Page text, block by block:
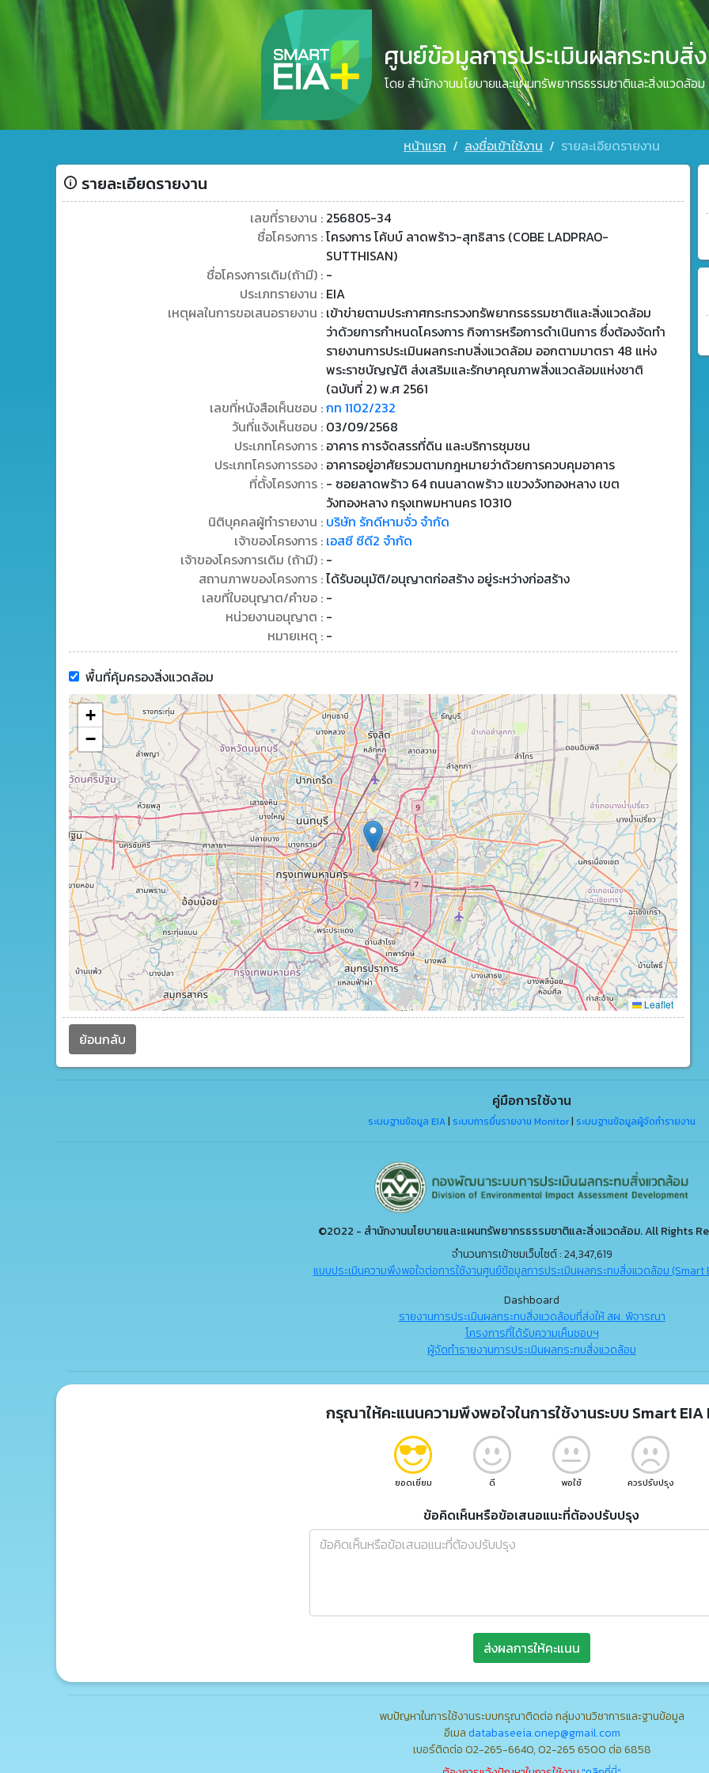
ศูนย์ข้อมูลการประเมินผลกระทบสิ่
โดย สำนักงานนโยบายและแผนทรัพยากรธรรมชาติและสิ่งแวดล้อม
หน้าแรก ลงชื่อเข้าใช้งาน รายละเอียดรายงาน
รายละเอียดรายงาน
เลขที่รายงาน : 256805-34
ชื่อโครงการ :โครงการ โค้บบ์ ลาดพร้าว-สุทธิสาร (COBE LADPRAO-
SUTTHISAN)
ชื่อโครงการเดิม(ถ้ามี) : -
ประเภทรายงาน : EIA
เหตุผลในการขอเสนอรายงาน : เข้าข่ายตามประกาศกระทรวงทรัพยากรธรรมชาติและสิ่งแวดล้อม
ว่าด้วยการกำหนดโครงการ กิจการหรือการดำเนินการ ซึ่งต้องจัดทำ
รายงานการประเมินผลกระทบสิ่งแวดล้อม ออกตามมาตรา 48 แห่ง
พระราชบัญญัติ ส่งเสริมและรักษาคุณภาพสิ่งแวดล้อมแห่งชาติ
(ฉบับที่ 2) พ.ศ 2561
เลขที่หนังสือเห็นชอบ :กท 1102/232
วันที่แจ้งเห็นชอบ : 03/09/2568
ประเภทโครงการ : อาคาร การจัดสรรที่ดิน และบริการชุมชน
ประเภทโครงการรอง : อาคารอยู่อาศัยรวมตามกฎหมายว่าด้วยการควบคุมอาคาร
ที่ตั้งโครงการ : - ซอยลาดพร้าว 64 ถนนลาดพร้าว แขวงวังทองหลาง เขต
วังทองหลาง กรุงเทพมหานคร 10310
นิติบุคคลผู้ทำรายงาน : บริษัท รักดีหามจั่ว จำกัด
เจ้าของโครงการ : เอสซี ซีดี2 จำกัด
เจ้าของโครงการเดิม (ถ้ามี) : -
สถานภาพของโครงการ :ได้รับอนุมัติ/อนุญาตก่อสร้าง อยู่ระหว่างก่อสร้าง
เลขที่ใบอนุญาต/คำขอ : -
หน่วยงานอนุญาต : -
หมายเหตุ : -
พื้นที่คุ้มครองสิ่งแวดล้อม
+
−
Leaflet
ย้อนกลับ
คู่มือการใช้งาน
ระบบฐานข้อมูล EIA ระบบการยื่นรายงาน Monitor ระบบฐานข้อมูลผู้จัดทำรายงาน
©2022 - สำนักงานนโยบายและแผนทรัพยากรธรรมชาติและสิ่งแวดล้อม. All Rights
จำนวนการเข้าชมเว็บไซต์ : 24,347,619
แบบประเมินความพึงพอใจต่อการใช้งานศูนย์ข้อมูลการประเมินผลกระทบสิ่งแวดล้อม (Smart
Dashboard
รายงานการประเมินผลกระทบสิ่งแวดล้อมที่ส่งให้ สผ. พิจารณา
โครงการที่ได้รับความเห็นชอบฯ
ผู้จัดทำรายงานการประเมินผลกระทบสิ่งแวดล้อม
กรุณาให้คะแนนความพึงพอใจในการใช้งานระบบ Smart EIA
ยอดเยี่ยม ดี พอใช้ ควรปรับปรุง
ข้อคิดเห็นหรือข้อเสนอแนะที่ต้องปรับปรุง
ส่งผลการให้คะแนน
พบปัญหาในการใช้งานระบบกรุณาติดต่อ กลุ่มงานวิชาการและฐานข้อมูล
อีเมล databaseeia.onep@gmail.com
เบอร์ติดต่อ 02-265-6640, 02-265 6500 ต่อ 6858